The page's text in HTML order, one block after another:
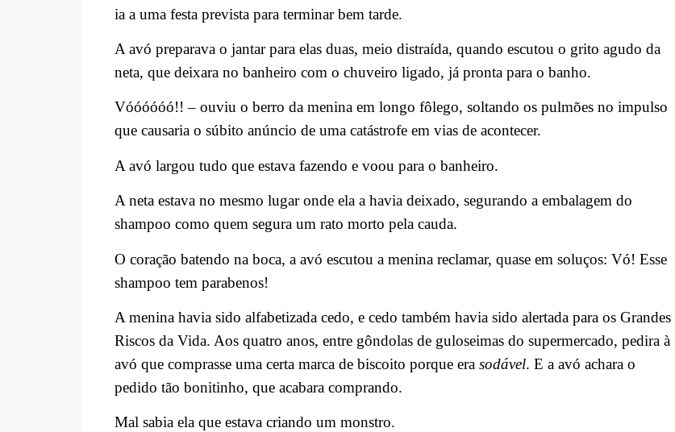
ia a uma festa prevista para terminar bem tarde.
A avó preparava o jantar para elas duas, meio distraída, quando escutou o grito agudo da
neta, que deixara no banheiro com o chuveiro ligado, já pronta para o banho.
Vóóóóóó!! – ouviu o berro da menina em longo fôlego, soltando os pulmões no impulso
que causaria o súbito anúncio de uma catástrofe em vias de acontecer.
A avó largou tudo que estava fazendo e voou para o banheiro.
A neta estava no mesmo lugar onde ela a havia deixado, segurando a embalagem do
shampoo como quem segura um rato morto pela cauda.
O coração batendo na boca, a avó escutou a menina reclamar, quase em soluços: Vó! Esse
shampoo tem parabenos!
A menina havia sido alfabetizada cedo, e cedo também havia sido alertada para os Grandes
Riscos da Vida. Aos quatro anos, entre gôndolas de guloseimas do supermercado, pedira à
avó que comprasse uma certa marca de biscoito porque era sodável. E a avó achara o
pedido tão bonitinho, que acabara comprando.
Mal sabia ela que estava criando um monstro.